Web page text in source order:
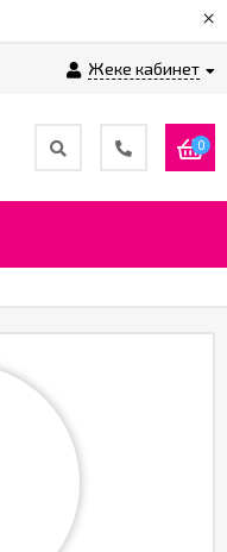
×
Жеке кабинет
0